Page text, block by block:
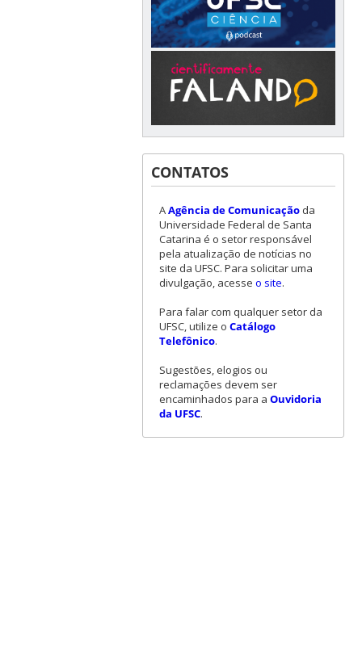
CONTATOS
AAgência de Comunicaçãoda
Universidade Federal de Santa
Catarina é o setor responsável
pela atualização de notícias no
site da UFSC. Para solicitar uma
divulgação, acesse o site.
Para falar com qualquer setor da
UFSC, utilize o Catálogo
Telefônico.
Sugestões, elogios ou
reclamações devem ser
encaminhados para a Ouvidoria
da UFSC.